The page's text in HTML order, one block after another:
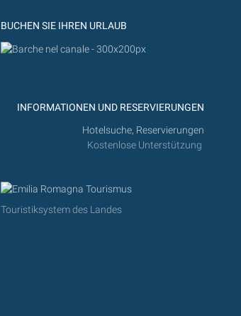
BUCHEN SIE IHREN URLAUB
INFORMATIONEN UND RESERVIERUNGEN
Hotelsuche, Reservierungen
Kostenlose Unterstützung
Touristiksystem des Landes